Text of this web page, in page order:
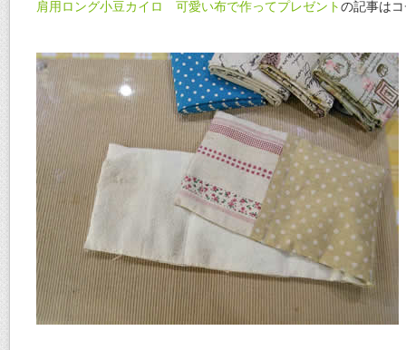
肩用ロング小豆カイロ 可愛い布で作ってプレゼントの記事は